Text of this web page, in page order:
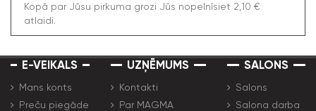
Kopā par Jūsu pirkuma grozi Jūs nopelnīsiet 2,10 €
atlaidi.
E-VEIKALS
Mans konts
Preču piegāde
UZŅĒMUMS
Kontakti
Par MAGMA
SALONS
Salons
Salona darba